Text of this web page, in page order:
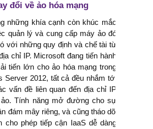
đổi về ảo hóa mạng
những khía cạnh còn khúc mắc
quản lý và cung cấp máy ảo đó
với những quy định và chế tài từ
chỉ IP. Microsoft đang tiến hành
tiến lớn cho ảo hóa mạng trong
Server 2012, tất cả đều nhắm tới
vấn đề liên quan đến địa chỉ IP
Tính năng mở đường cho sự
đám mây riêng, và cũng tháo dỡ
cho phép tiếp cận IaaS dễ dàng